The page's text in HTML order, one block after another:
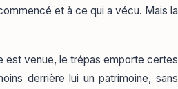
et à ce qui a vécu. Mais la
est venue, le trépas emporte certes
derrière lui un patrimoine, sans